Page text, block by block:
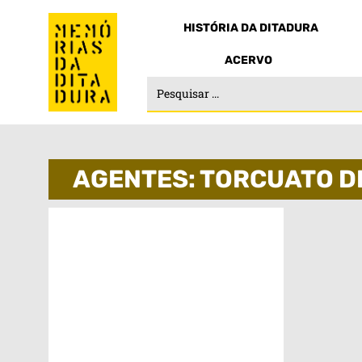
HISTÓRIA DA DITADURA
ACERVO
AGENTES: TORCUATO